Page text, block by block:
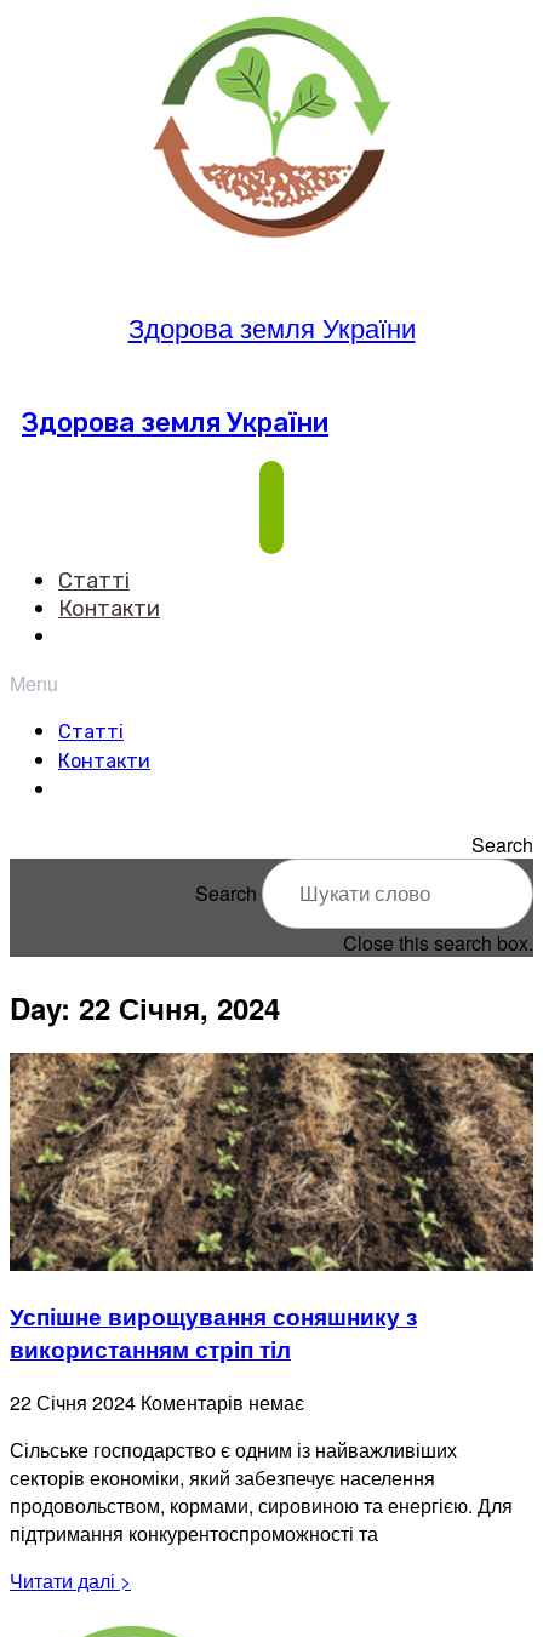
Здорова земля України
Здорова земля України
Статті
Контакти
Menu
Статті
Контакти
Search
Search
Close this search box.
Day: 22 Січня, 2024
Успішне вирощування соняшнику з
використанням стріп тіл
22 Січня 2024 Коментарів немає
Сільське господарство є одним із найважливіших
секторів економіки, який забезпечує населення
продовольством, кормами, сировиною та енергією. Для
підтримання конкурентоспроможності та
Читати далі >